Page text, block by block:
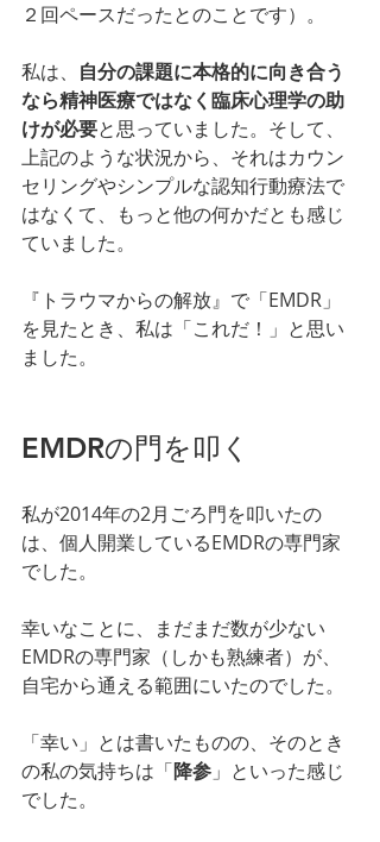
２回ペースだったとのことです）。
私は、 自分の課題に本格的に向き合う
なら精神医療ではなく臨床心理学の助
けが必要と思っていました。そして、
上記のような状況から、それはカウン
セリングやシンプルな認知行動療法で
はなくて、もっと他の何かだとも感じ
ていました。
『トラウマからの解放』で「EMDR」
を見たとき、私は「これだ！」と思い
ました。
EMDRの門を叩く
私が2014年の2月ごろ門を叩いたの
は、個人開業しているEMDRの専門家
でした。
幸いなことに、まだまだ数が少ない
EMDRの専門家（しかも熟練者）が、
自宅から通える範囲にいたのでした。
「幸い」とは書いたものの、そのとき
の私の気持ちは「降参 」といった感じ
でした。